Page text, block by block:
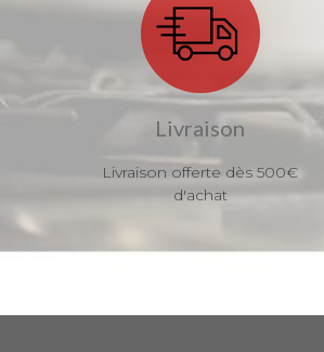
Livraison
Livraison offerte dès 500€
d'achat